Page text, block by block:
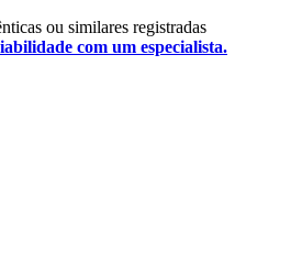
ou similares registradas
com um especialista.